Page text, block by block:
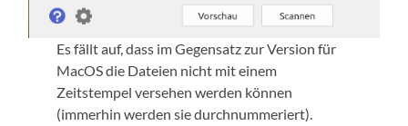
Es fällt auf, dass im Gegensatz zur Version für
MacOS die Dateien nicht mit einem
Zeitstempel versehen werden können
(immerhin werden sie durchnummeriert).